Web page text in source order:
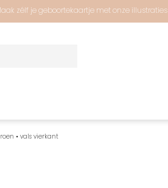
zélf je geboortekaartje met onze illustraties
• vals vierkant